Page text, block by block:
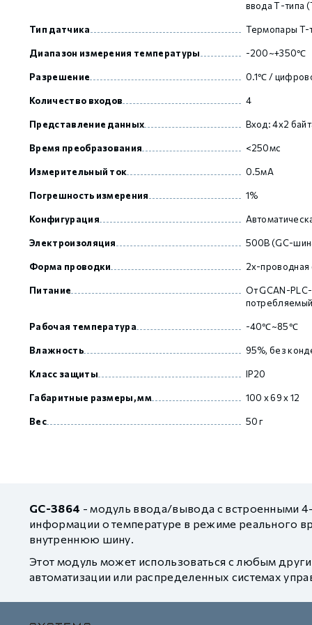
ввода Т-типа
Тип датчика Термопары T-
Диапазон измерения температуры -200~+350℃
Разрешение 0.1℃ /
Количество входов 4
Представление данных Вход: 4х2
Время преобразования <250мс
Измерительный ток 0.5мА
Погрешность измерения 1%
Конфигурация
Электроизоляция 500В (GC-
Форма проводки 2х-проводная
Питание
От GCAN-
Рабочая температура -40℃~85℃
Влажность 95%, без
Класс защиты IP20
Габаритные размеры, мм 100 х 69 х 12
Вес 50 г
GC-3864 - модуль ввода/вывода с встроенными
информации о температуре в режиме реального
внутреннюю шину.
Этот модуль может использоваться с любым
автоматизации или распределенных системах